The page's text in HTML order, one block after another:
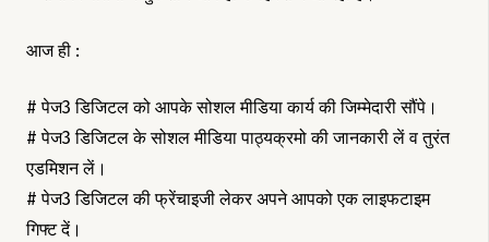
आज ही :
# पेज3 डिजिटल को आपके सोशल मीडिया कार्य की जिम्मेदारी सौंपे।
# पेज3 डिजिटल के सोशल मीडिया पाठ्यक्रमो की जानकारी लें व तुरंत
एडमिशन लें।
# पेज3 डिजिटल की फ्रेंचाइजी लेकर अपने आपको एक लाइफटाइम
गिफ्ट दें।